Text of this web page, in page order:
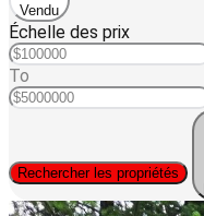
Vendu
Échelle des prix
To
Rechercher les propriétés